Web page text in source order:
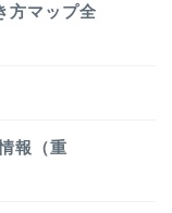
方マップ全
報（重